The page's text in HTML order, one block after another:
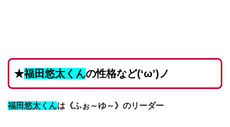
★福田悠太くんの性格など(‘ω’)ノ
福田悠太くんは 《ふぉ～ゆ～》のリーダー